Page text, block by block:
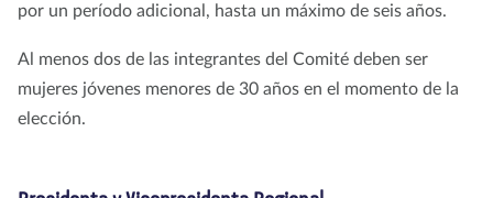
por un período adicional, hasta un máximo de seis años.
Al menos dos de las integrantes del Comité deben ser
mujeres jóvenes menores de 30 años en el momento de la
elección.